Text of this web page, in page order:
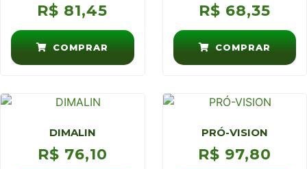
R$ 81,45
COMPRAR
R$ 68,35
COMPRAR
DIMALIN
R$ 76,10
PRÓ-VISION
R$ 97,80